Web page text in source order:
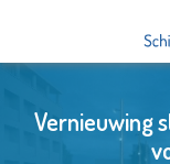
Vernieuwing